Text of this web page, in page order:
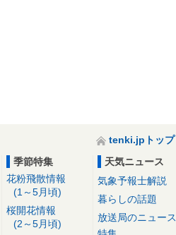
tenki.jpトップ
季節特集
花粉飛散情報
(1～5月頃)
桜開花情報
(2～5月頃)
天気ニュース
気象予報士解説
暮らしの話題
放送局のニュース